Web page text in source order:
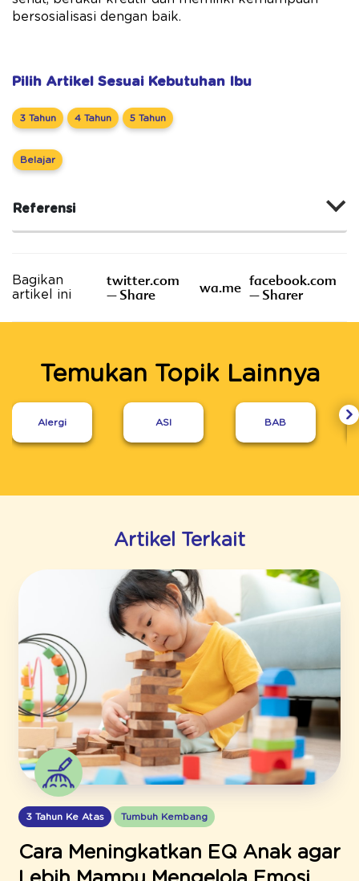
bersosialisasi dengan baik.
Pilih Artikel Sesuai Kebutuhan Ibu
3 Tahun 4 Tahun 5 Tahun
Belajar
Referensi
Bagikan
artikel ini
twitter.com
– Share
wa.me facebook.com
– Sharer
Temukan Topik Lainnya
Alergi ASI BAB
Artikel Terkait
3 Tahun Ke Atas Tumbuh Kembang
Cara Meningkatkan EQ Anak agar